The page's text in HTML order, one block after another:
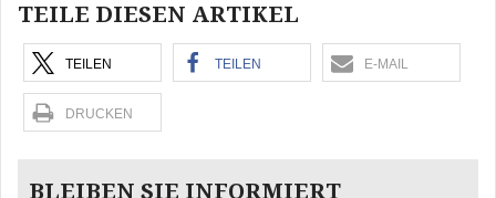
TEILE DIESEN ARTIKEL
TEILEN TEILEN E-MAIL
DRUCKEN
BLEIBEN SIE INFORMIERT